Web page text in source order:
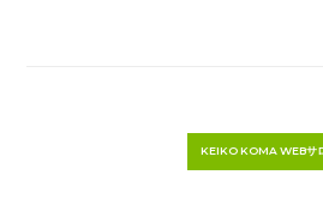
KEIKO KOMA WEBサ